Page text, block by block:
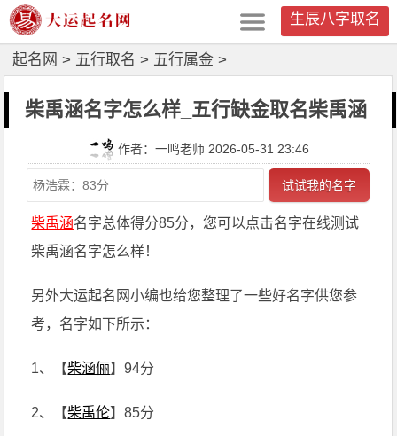
生辰八字取名
起名网 > 五行取名 > 五行属金 >
柴禹涵名字怎么样_五行缺金取名柴禹涵
作者：一鸣老师 2026-05-31 23:46
试试我的名字
柴禹涵名字总体得分85分，您可以点击名字在线测试
柴禹涵名字怎么样！
另外大运起名网小编也给您整理了一些好名字供您参
考，名字如下所示：
1、【柴涵俪】94分
2、【柴禹伦】85分